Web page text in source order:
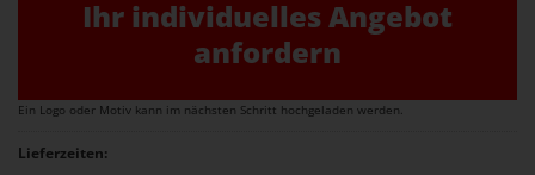
Ihr individuelles Angebot
anfordern
Ein Logo oder Motiv kann im nächsten Schritt hochgeladen werden.
Lieferzeiten: